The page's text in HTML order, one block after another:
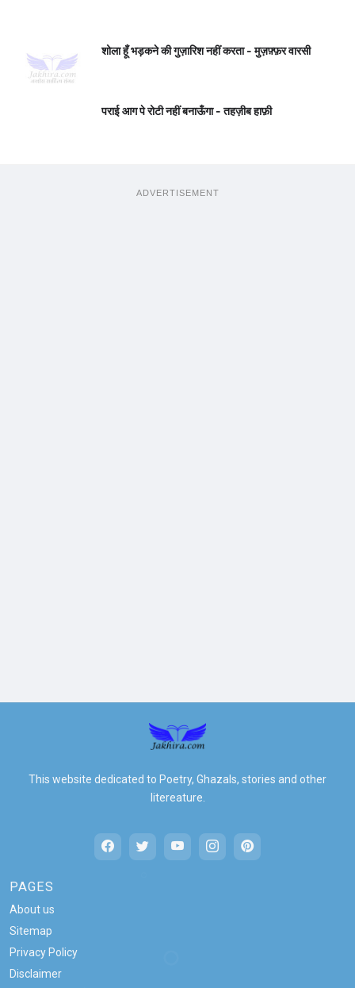
शोला हूँ भड़कने की गुज़ारिश नहीं करता - मुज़फ़्फ़र वारसी
पराई आग पे रोटी नहीं बनाऊँगा - तहज़ीब हाफ़ी
ADVERTISEMENT
This website dedicated to Poetry, Ghazals, stories and other
litereature.
PAGES
About us
Sitemap
Privacy Policy
Disclaimer